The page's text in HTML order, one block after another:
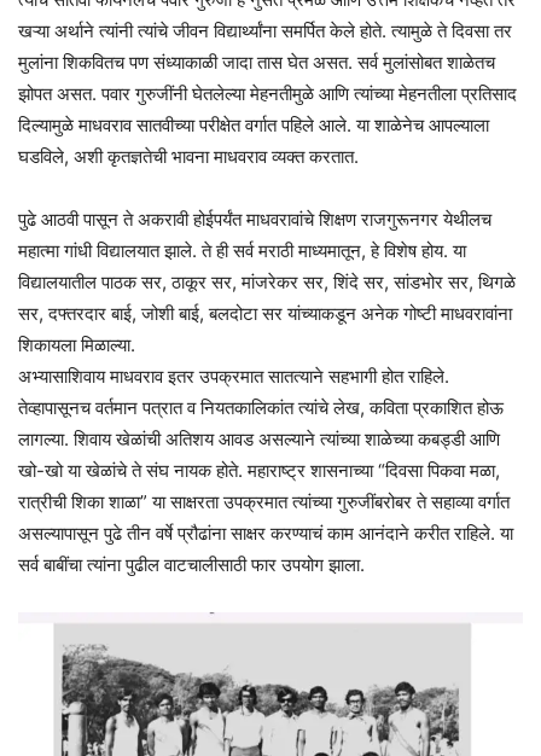
खऱ्या अर्थाने त्यांनी त्यांचे जीवन विद्यार्थ्यांना समर्पित केले होते. त्यामुळे ते दिवसा तर
मुलांना शिकवितच पण संध्याकाळी जादा तास घेत असत. सर्व मुलांसोबत शाळेतच
झोपत असत. पवार गुरुजींनी घेतलेल्या मेहनतीमुळे आणि त्यांच्या मेहनतीला प्रतिसाद
दिल्यामुळे माधवराव सातवीच्या परीक्षेत वर्गात पहिले आले. या शाळेनेच आपल्याला
घडविले, अशी कृतज्ञतेची भावना माधवराव व्यक्त करतात.
पुढे आठवी पासून ते अकरावी होईपर्यंत माधवरावांचे शिक्षण राजगुरूनगर येथीलच
महात्मा गांधी विद्यालयात झाले. ते ही सर्व मराठी माध्यमातून, हे विशेष होय. या
विद्यालयातील पाठक सर, ठाकूर सर, मांजरेकर सर, शिंदे सर, सांडभोर सर, थिगळे
सर, दफ्तरदार बाई, जोशी बाई, बलदोटा सर यांच्याकडून अनेक गोष्टी माधवरावांना
शिकायला मिळाल्या.
अभ्यासाशिवाय माधवराव इतर उपक्रमात सातत्याने सहभागी होत राहिले.
तेव्हापासूनच वर्तमान पत्रात व नियतकालिकांत त्यांचे लेख, कविता प्रकाशित होऊ
लागल्या. शिवाय खेळांची अतिशय आवड असल्याने त्यांच्या शाळेच्या कबड्डी आणि
खो-खो या खेळांचे ते संघ नायक होते. महाराष्ट्र शासनाच्या “दिवसा पिकवा मळा,
रात्रीची शिका शाळा” या साक्षरता उपक्रमात त्यांच्या गुरुजींबरोबर ते सहाव्या वर्गात
असल्यापासून पुढे तीन वर्षे प्रौढांना साक्षर करण्याचं काम आनंदाने करीत राहिले. या
सर्व बाबींचा त्यांना पुढील वाटचालीसाठी फार उपयोग झाला.